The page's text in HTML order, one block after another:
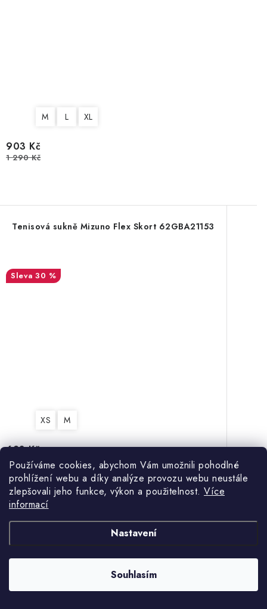
Používáme cookies, abychom Vám umožnili pohodlné
prohlížení webu a díky analýze provozu webu neustále
zlepšovali jeho funkce, výkon a použitelnost. Více
informací
Nastavení
Souhlasím
M L XL
903 Kč
1 290 Kč
Tenisová sukně Mizuno Flex Skort 62GBA21153
30 %
XS M
623 Kč
890 Kč
Tenisová sukně Mizuno Flex Skort 62GBA21101